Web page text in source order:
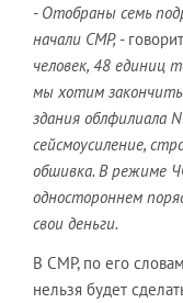
- Отобраны семь
начали СМР, -
человек, 48 единиц
мы хотим
здания облфилиала
сейсмоусиление,
обшивка. В режиме
одностороннем
свои деньги.
В СМР, по его
нельзя будет